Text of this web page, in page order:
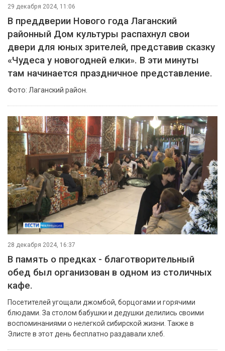
29 декабря 2024, 11:06
В преддверии Нового года Лаганский
районный Дом культуры распахнул свои
двери для юных зрителей, представив сказку
«Чудеса у новогодней елки». В эти минуты
там начинается праздничное представление.
Фото: Лаганский район.
28 декабря 2024, 16:37
В память о предках - благотворительный
обед был организован в одном из столичных
кафе.
Посетителей угощали джомбой, борцогами и горячими
блюдами. За столом бабушки и дедушки делились своими
воспоминаниями о нелегкой сибирской жизни. Также в
Элисте в этот день бесплатно раздавали хлеб.